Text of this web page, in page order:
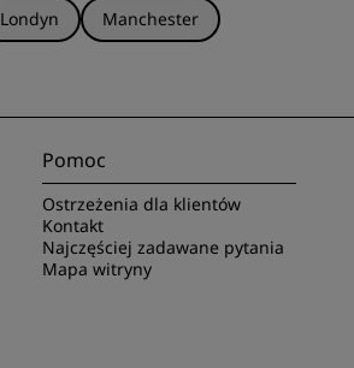
Londyn
Manchester
Pomoc
Ostrzeżenia dla klientów
Kontakt
Najczęściej zadawane pytania
Mapa witryny